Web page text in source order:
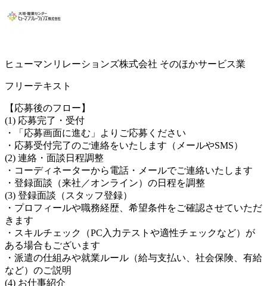
ヒューマンリレーションズ株式会社 そのほかサービス業
フリーテキスト
【応募後のフロー】
(1) 応募完了・受付
・「応募画面に進む」よりご応募ください
・応募受付完了のご連絡をいたします（メールやSMS）
(2) 連絡・面談日程調整
・コーディネーターから電話・メールでご連絡いたします
・登録面談（来社／オンライン）の日程を調整
(3) 登録面談（スタッフ登録）
・プロフィールや職務経歴、希望条件をご確認させていただ
きます
・スキルチェック（PC入力テストや適性チェックなど）が
ある場合もございます
・派遣の仕組みや就業ルール（給与支払い、社会保険、有給
など）のご説明
(4) お仕事紹介